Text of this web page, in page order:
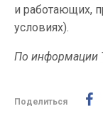
и работающих,
условиях).
По информации
Поделиться